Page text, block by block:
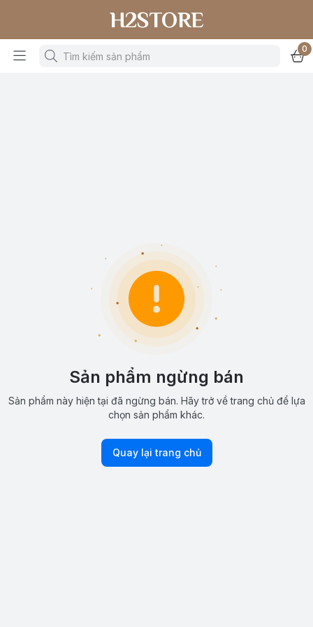
H2STORE
0
Sản phẩm ngừng bán
Sản phẩm này hiện tại đã ngừng bán. Hãy trở về trang chủ để lựa
chọn sản phẩm khác.
Quay lại trang chủ